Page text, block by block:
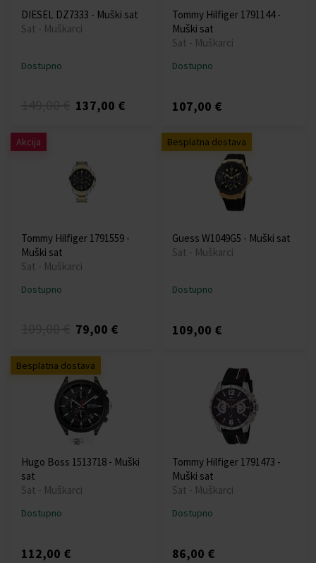
DIESEL DZ7333 - Muški sat
Sat - Muškarci
Dostupno
137,00 €
Tommy Hilfiger 1791144 -
Muški sat
Sat - Muškarci
Dostupno
107,00 €
Akcija
Tommy Hilfiger 1791559 -
Muški sat
Sat - Muškarci
Dostupno
79,00 €
Besplatna dostava
Guess W1049G5 - Muški sat
Sat - Muškarci
Dostupno
109,00 €
Besplatna dostava
Hugo Boss 1513718 - Muški
sat
Sat - Muškarci
Dostupno
112,00 €
Tommy Hilfiger 1791473 -
Muški sat
Sat - Muškarci
Dostupno
86,00 €